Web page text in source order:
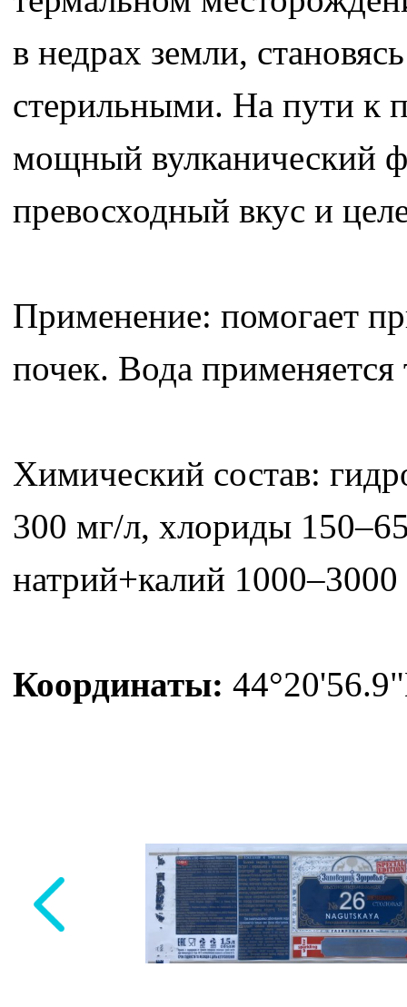
в недрах земли,
стерильными. На пути к
мощный вулканический
превосходный вкус и
Применение: помогает
почек. Вода
Химический состав:
300 мг/л, хлориды
натрий+калий
Координаты: